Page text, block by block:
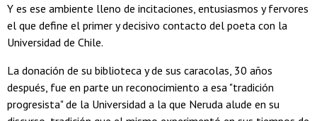
Y es ese ambiente lleno de incitaciones, entusiasmos y fervores
el que define el primer y decisivo contacto del poeta con la
Universidad de Chile.
La donación de su biblioteca y de sus caracolas, 30 años
después, fue en parte un reconocimiento a esa "tradición
progresista" de la Universidad a la que Neruda alude en su